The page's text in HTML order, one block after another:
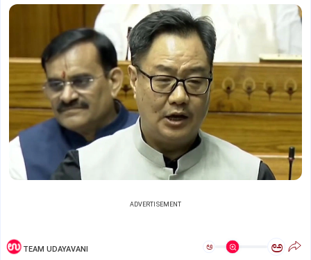
ADVERTISEMENT
TEAM UDAYAVANI ಅ ಅ